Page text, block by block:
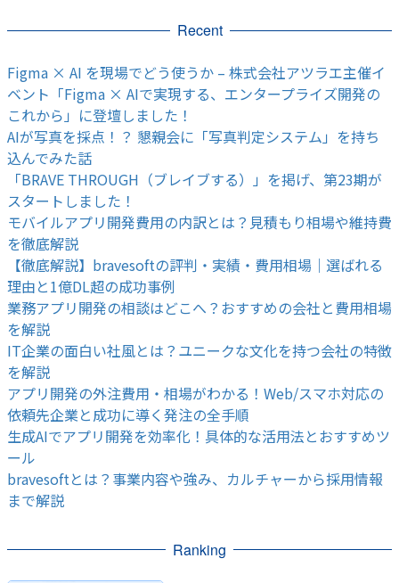
Recent
Figma × AI を現場でどう使うか – 株式会社アツラエ主催イ
ベント「Figma × AIで実現する、エンタープライズ開発の
これから」に登壇しました！
AIが写真を採点！？ 懇親会に「写真判定システム」を持ち
込んでみた話
「BRAVE THROUGH（ブレイブする）」を掲げ、第23期が
スタートしました！
モバイルアプリ開発費用の内訳とは？見積もり相場や維持費
を徹底解説
【徹底解説】bravesoftの評判・実績・費用相場｜選ばれる
理由と1億DL超の成功事例
業務アプリ開発の相談はどこへ？おすすめの会社と費用相場
を解説
IT企業の面白い社風とは？ユニークな文化を持つ会社の特徴
を解説
アプリ開発の外注費用・相場がわかる！Web/スマホ対応の
依頼先企業と成功に導く発注の全手順
生成AIでアプリ開発を効率化！具体的な活用法とおすすめツ
ール
bravesoftとは？事業内容や強み、カルチャーから採用情報
まで解説
Ranking